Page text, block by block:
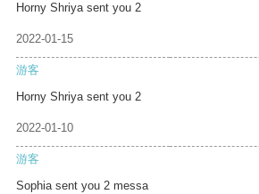
Horny Shriya sent you 2
2022-01-15
游客
Horny Shriya sent you 2
2022-01-10
游客
Sophia sent you 2 messa